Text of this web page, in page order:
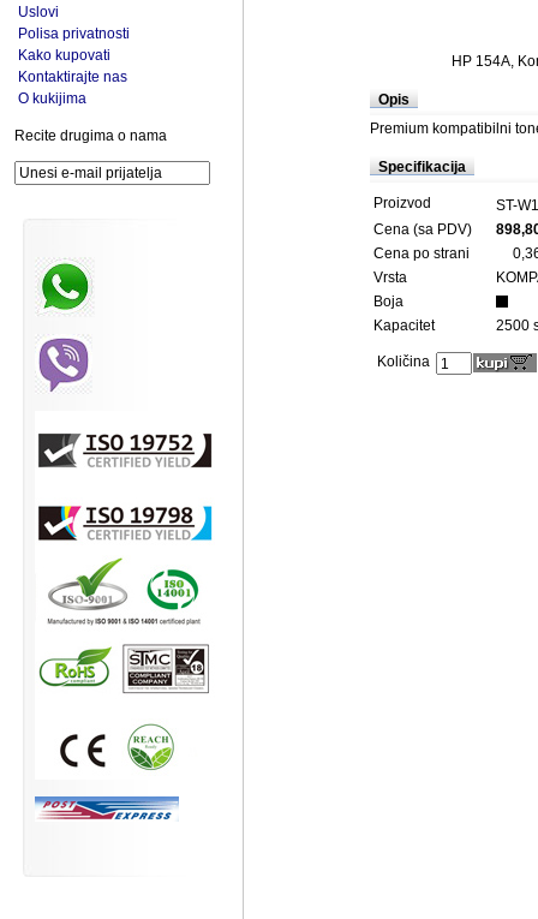
Uslovi
Polisa privatnosti
Kako kupovati
Kontaktirajte nas
O kukijima
Recite drugima o nama
HP 154A,
Opis
Premium kompatibilni
Specifikacija
Proizvod
ST-
Cena (sa PDV)
Cena po strani
Vrsta
Boja
Kapacitet
2500
Količina